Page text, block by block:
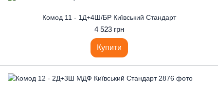
Комод 11 - 1Д+4Ш/БР Київський Стандарт
4 523 грн
Купити